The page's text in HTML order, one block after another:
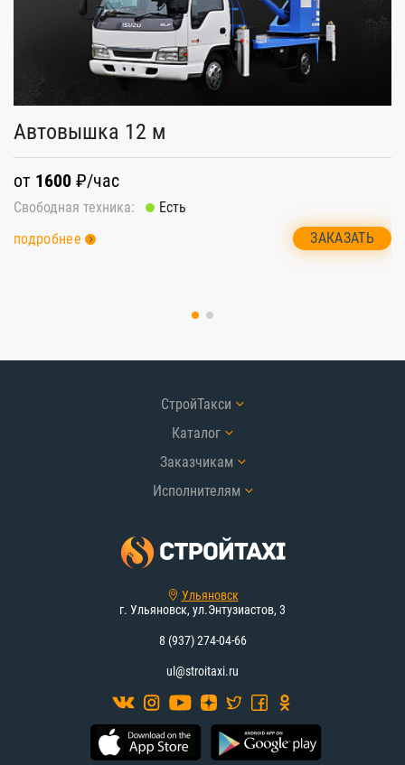
Автовышка 12 м
от 1600 ₽/час
Свободная техника:
Есть
подробнее
ЗАКАЗАТЬ
СтройТакси
Каталог
Заказчикам
Исполнителям
Ульяновск
г. Ульяновск, ул.Энтузиастов, 3
8 (937) 274-04-66
ul@stroitaxi.ru